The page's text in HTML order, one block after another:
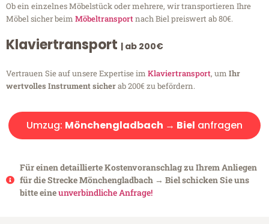
Ob ein einzelnes Möbelstück oder mehrere, wir transportieren Ihre
Möbel sicher beim Möbeltransportnach Biel preiswert ab 80€.
Klaviertransport | ab 200€
Vertrauen Sie auf unsere Expertise im Klaviertransport, um Ihr
wertvolles Instrument sicherab 200€ zu befördern.
Umzug: Mönchengladbach → Biel anfragen
Für einen detaillierte Kostenvoranschlag zu Ihrem Anliegen
für die Strecke Mönchengladbach → Biel schicken Sie uns
bitte eineunverbindliche Anfrage!